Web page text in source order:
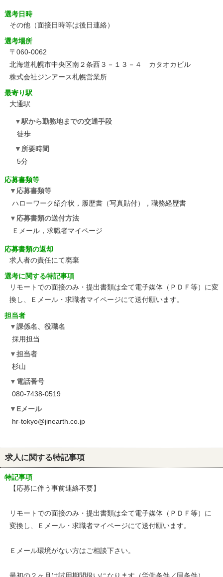
選考日時
その他（面接日時等は後日連絡）
選考場所
〒060-0062
北海道札幌市中央区南２条西３－１３－４ カタオカビル
株式会社ジンアース札幌営業所
最寄り駅
大通駅
駅から勤務地までの交通手段
徒歩
所要時間
5分
応募書類等
応募書類等
ハローワーク紹介状，履歴書（写真貼付），職務経歴書
応募書類の送付方法
Ｅメール，求職者マイページ
応募書類の返却
求人者の責任にて廃棄
選考に関する特記事項
リモートでの面接のみ・提出書類は全て電子媒体（ＰＤＦ等）に変
換し、Ｅメール・求職者マイページにて送付願います。
担当者
課係名、役職名
採用担当
担当者
杉山
電話番号
080-7438-0519
Eメール
hr-tokyo@jinearth.co.jp
求人に関する特記事項
特記事項
【応募に伴う事前連絡不要】
リモートでの面接のみ・提出書類は全て電子媒体（ＰＤＦ等）に
変換し、Ｅメール・求職者マイページにて送付願います。
Ｅメール環境がない方はご相談下さい。